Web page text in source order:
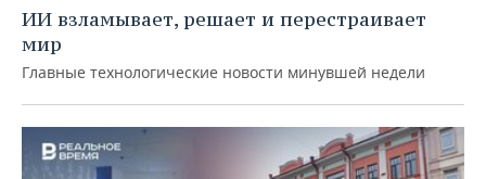
ИИ взламывает, решает и перестраивает
мир
Главные технологические новости минувшей недели